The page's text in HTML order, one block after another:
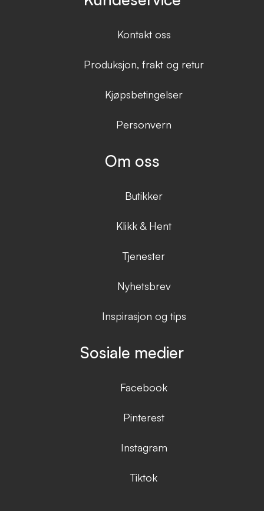
Kontakt oss
Produksjon, frakt og retur
Kjøpsbetingelser
Personvern
Om oss
Butikker
Klikk & Hent
Tjenester
Nyhetsbrev
Inspirasjon og tips
Sosiale medier
Facebook
Pinterest
Instagram
Tiktok